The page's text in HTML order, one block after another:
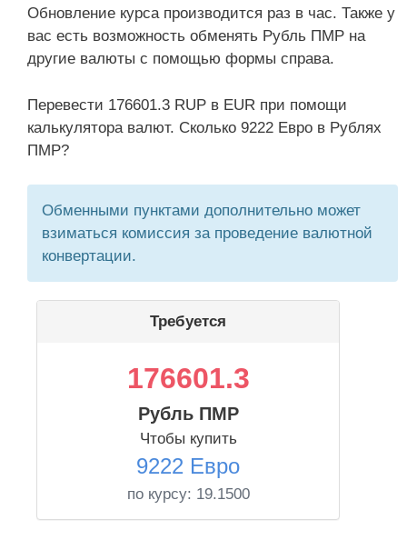
Обновление курса производится раз в час. Также у
вас есть возможность обменять Рубль ПМР на
другие валюты с помощью формы справа.
Перевести 176601.3 RUP в EUR при помощи
калькулятора валют. Сколько 9222 Евро в Рублях
ПМР?
Обменными пунктами дополнительно может
взиматься комиссия за проведение валютной
конвертации.
Требуется
176601.3
Рубль ПМР
Чтобы купить
9222 Евро
по курсу: 19.1500